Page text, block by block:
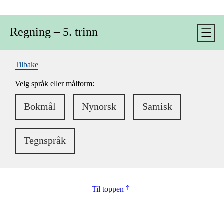
Regning – 5. trinn Åpne
Tilbake
Velg språk eller målform:
Bokmål Nynorsk Samisk
Tegnspråk
Til toppen